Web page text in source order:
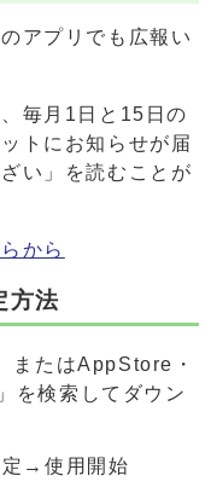
アプリでも広報い
毎月1日と15日の
トにお知らせが届
い」を読むことが
から
方法
またはAppStore・
を検索してダウン
→使用開始